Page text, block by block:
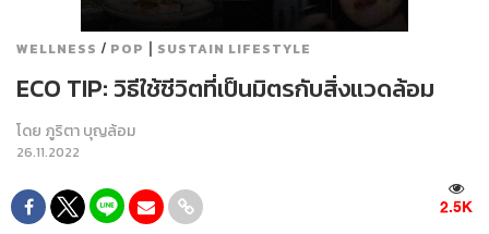
WELLNESS / POP | SUSTAIN LIFESTYLE
ECO TIP: วิธีใช้ชีวิตที่เป็นมิตรกับสิ่งแวดล้อม
โดย ภูริตา บุญล้อม
26.11.2022
2.5K